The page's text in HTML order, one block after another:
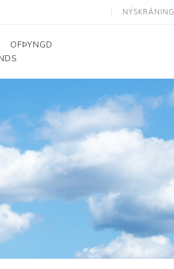
NÝSKRÁNING
Hjálpartæki
Flutningshjálpartæki
Gönguhjálpartæki
Smáhjálpartæki
stólar
OFÞYNGD